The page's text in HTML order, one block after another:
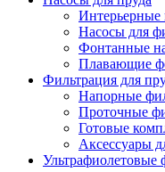
Интерьерные
Насосы для
Фонтанные
Плавающие
Фильтрация для
Напорные
Проточные
Готовые
Аксессуары
Ультрафиолетовые